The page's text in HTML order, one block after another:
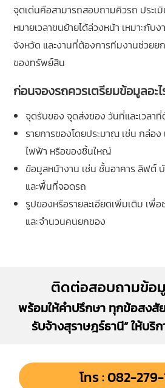
จุดเด่นคือสามารถสอบถามคิวรถ ประเ
หมายเวลาขนย้ายได้ล่วงหน้า เหมาะกับ
จังหวัด และงานที่ต้องการทีมงานช่วย
ของทรัพย์สิน
ก่อนจองรถควรเตรียมข้อมูลอะ
จุดรับของ จุดส่งของ วันที่และเวลาที่
รายการของโดยประมาณ เช่น กล่อง
ไฟฟ้า หรือของชิ้นใหญ่
ข้อมูลหน้างาน เช่น ชั้นอาคาร ลิฟต์ บั
และพื้นที่จอดรถ
รูปของหรือรายละเอียดเพิ่มเติม เพื่อ
และจำนวนคนยกของ
ติดต่อสอบถามข้อ
พร้อมให้คำปรึกษา ทุกข้อสงสัย
รับจ้างสุราษฎร์ธานี” ให้บริ
โทร : 082-